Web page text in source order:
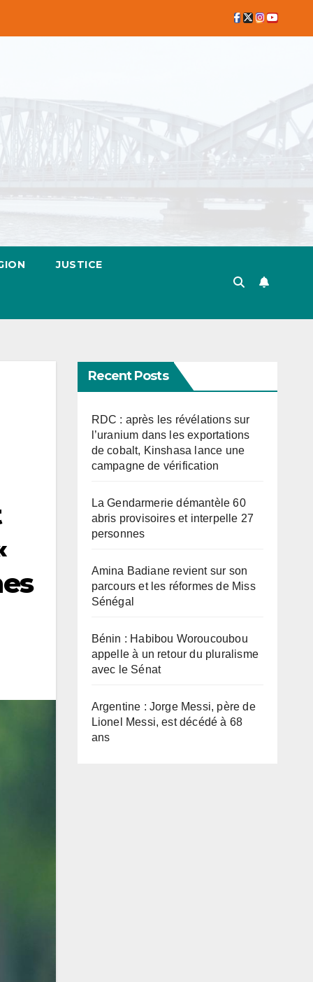
JUSTICE
Recent Posts
RDC : après les révélations sur
l’uranium dans les exportations
de cobalt, Kinshasa lance une
campagne de vérification
La Gendarmerie démantèle 60
abris provisoires et interpelle 27
personnes
Amina Badiane revient sur son
parcours et les réformes de Miss
Sénégal
Bénin : Habibou Woroucoubou
appelle à un retour du pluralisme
avec le Sénat
Argentine : Jorge Messi, père de
Lionel Messi, est décédé à 68
ans